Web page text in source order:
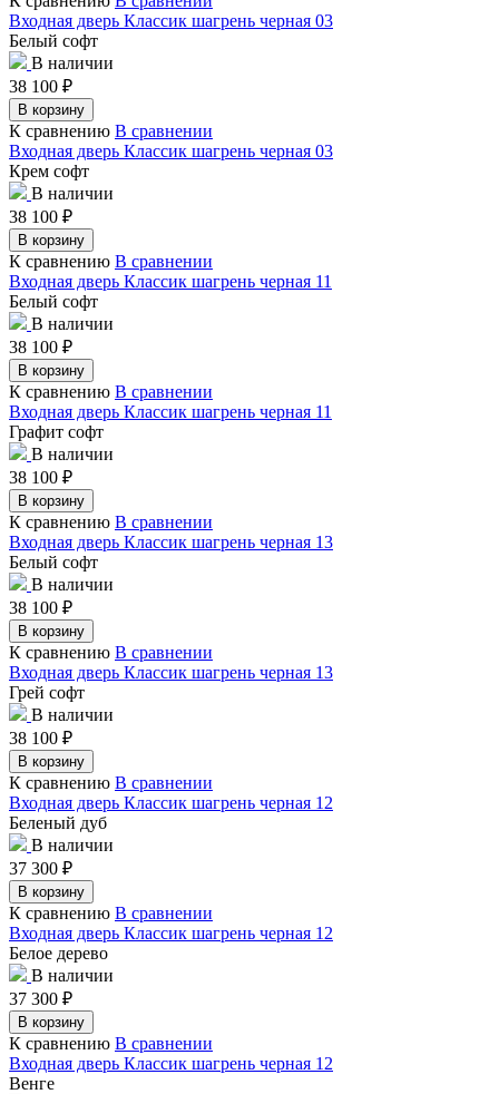
Входная дверь Классик шагрень черная 03
Белый софт
В наличии
38 100 ₽
В корзину
К сравнению В сравнении
Входная дверь Классик шагрень черная 03
Крем софт
В наличии
38 100 ₽
В корзину
К сравнению В сравнении
Входная дверь Классик шагрень черная 11
Белый софт
В наличии
38 100 ₽
В корзину
К сравнению В сравнении
Входная дверь Классик шагрень черная 11
Графит софт
В наличии
38 100 ₽
В корзину
К сравнению В сравнении
Входная дверь Классик шагрень черная 13
Белый софт
В наличии
38 100 ₽
В корзину
К сравнению В сравнении
Входная дверь Классик шагрень черная 13
Грей софт
В наличии
38 100 ₽
В корзину
К сравнению В сравнении
Входная дверь Классик шагрень черная 12
Беленый дуб
В наличии
37 300 ₽
В корзину
К сравнению В сравнении
Входная дверь Классик шагрень черная 12
Белое дерево
В наличии
37 300 ₽
В корзину
К сравнению В сравнении
Входная дверь Классик шагрень черная 12
Венге